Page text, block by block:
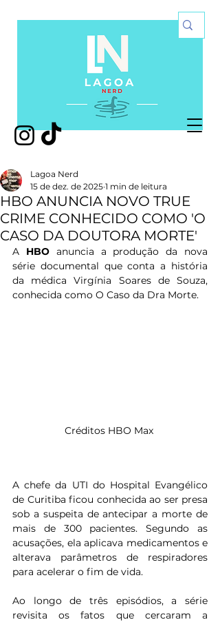
HBO ANUNCIA NOVO TRUE
CRIME CONHECIDO COMO 'O
CASO DA DOUTORA MORTE'
Lagoa Nerd
15 de dez. de 2025 1 min de leitura
A HBO anuncia a produção da nova
série documental que conta a história
da médica Virgínia Soares de Souza,
conhecida como O Caso da Dra Morte.
Créditos HBO Max
A chefe da UTI do Hospital Evangélico
de Curitiba ficou conhecida ao ser presa
sob a suspeita de antecipar a morte de
mais de 300 pacientes. Segundo as
acusações, ela aplicava medicamentos e
alterava parâmetros de respiradores
para acelerar o fim de vida.
Ao longo de três episódios, a série
revisita os fatos que cercaram a